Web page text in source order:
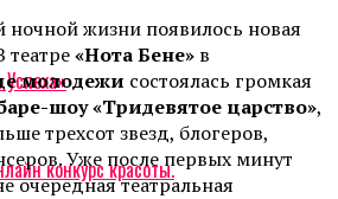
конкурс красоты.
ночной жизни появилось новая
театре«Нота Бене» в
молодежи состоялась громкая
шоу «Тридевятое царство»,
трехсот звезд, блогеров,
Уже после первых минут
очередная театральная